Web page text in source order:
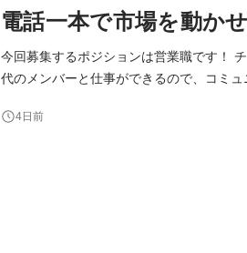
電話一本で市場を動か
今回募集するポジションは営業職です！
代のメンバーと仕事ができるので、コミ
もちろんありますが、 私たちはチーム
4日前